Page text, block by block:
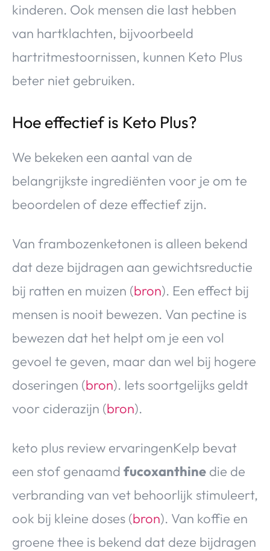
kinderen. Ook mensen die last hebben
van hartklachten, bijvoorbeeld
hartritmestoornissen, kunnen Keto Plus
beter niet gebruiken.
Hoe effectief is Keto Plus?
We bekeken een aantal van de
belangrijkste ingrediënten voor je om te
beoordelen of deze effectief zijn.
Van frambozenketonen is alleen bekend
dat deze bijdragen aan gewichtsreductie
bij ratten en muizen (bron). Een effect bij
mensen is nooit bewezen. Van pectine is
bewezen dat het helpt om je een vol
gevoel te geven, maar dan wel bij hogere
doseringen (bron). Iets soortgelijks geldt
voor ciderazijn (bron).
keto plus review ervaringenKelp bevat
een stof genaamd fucoxanthine die de
verbranding van vet behoorlijk stimuleert,
ook bij kleine doses (bron). Van koffie en
groene thee is bekend dat deze bijdragen